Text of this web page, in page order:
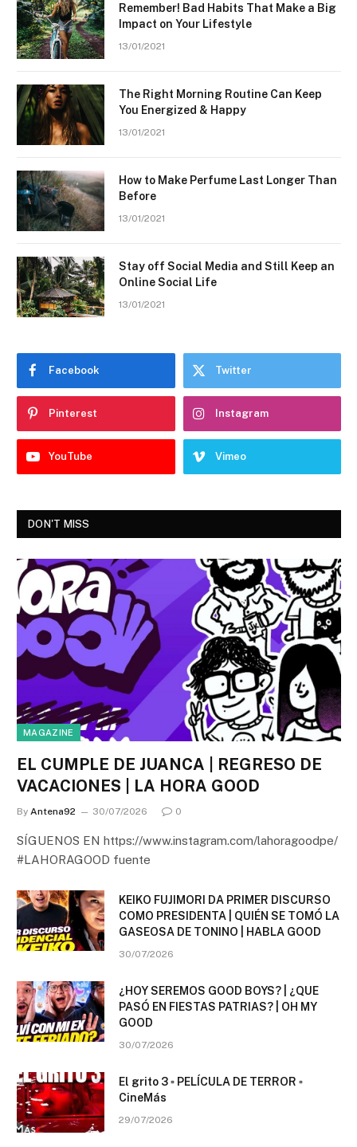
Remember! Bad Habits That Make a Big
Impact on Your Lifestyle
13/01/2021
The Right Morning Routine Can Keep
You Energized & Happy
13/01/2021
How to Make Perfume Last Longer Than
Before
13/01/2021
Stay off Social Media and Still Keep an
Online Social Life
13/01/2021
Facebook Twitter
Pinterest Instagram
YouTube Vimeo
DON'T MISS
MAGAZINE
EL CUMPLE DE JUANCA | REGRESO DE
VACACIONES | LA HORA GOOD
By Antena92 30/07/2026 0
SÍGUENOS EN https://www.instagram.com/lahoragoodpe/
#LAHORAGOOD fuente
KEIKO FUJIMORI DA PRIMER DISCURSO
COMO PRESIDENTA | QUIÉN SE TOMÓ LA
GASEOSA DE TONINO | HABLA GOOD
30/07/2026
¿HOY SEREMOS GOOD BOYS? | ¿QUE
PASÓ EN FIESTAS PATRIAS? | OH MY
GOOD
30/07/2026
El grito 3 ▫️ PELÍCULA DE TERROR ▫️
CineMás
29/07/2026